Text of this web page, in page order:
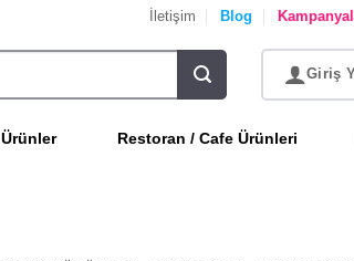
İletişim Blog
Restoran / Cafe Ürünleri